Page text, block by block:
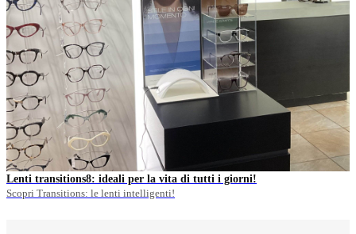
Lenti transitions8: ideali per la vita di tutti i giorni!
Scopri Transitions: le lenti intelligenti!